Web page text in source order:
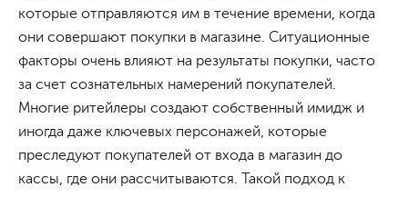
которые отправляются им в течение времени, когда
они совершают покупки в магазине. Ситуационные
факторы очень влияют на результаты покупки, часто
за счет сознательных намерений покупателей.
Многие ритейлеры создают собственный имидж и
иногда даже ключевых персонажей, которые
преследуют покупателей от входа в магазин до
кассы, где они рассчитываются. Такой подход к